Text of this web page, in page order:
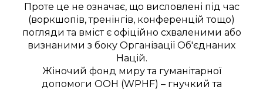
Проте це не означає, що висловлені під час
(воркшопів, тренінгів, конференцій тощо)
погляди та вміст є офіційно схваленими або
визнаними з боку Організації Об'єднаних
Націй.
Жіночий фонд миру та гуманітарної
допомоги ООН (WPHF) – гнучкий та